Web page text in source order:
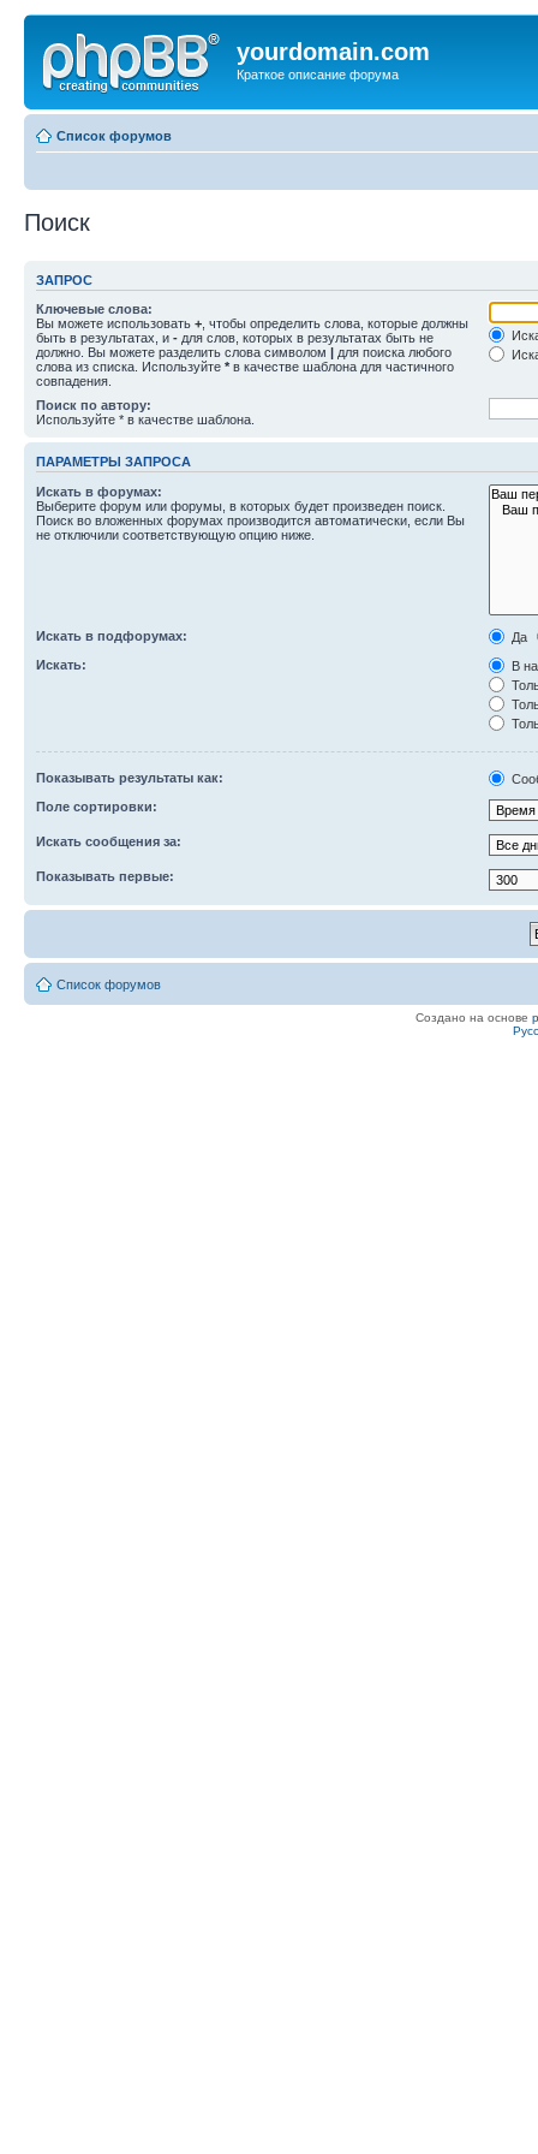
yourdomain.com
Краткое описание форума
Список форумов
Поиск
ЗАПРОС
Ключевые слова:
Вы можете использовать + , чтобы определить слова, которые должны
быть в результатах, и - для слов, которых в результатах быть не
должно. Вы можете разделить слова символом | для поиска любого
слова из списка. Используйте * в качестве шаблона для частичного
совпадения.
Поиск по автору:
Используйте * в качестве шаблона.
ПАРАМЕТРЫ ЗАПРОСА
Искать в форумах:
Выберите форум или форумы, в которых будет произведен поиск.
Поиск во вложенных форумах производится автоматически, если Вы
не отключили соответствующую опцию ниже.
Искать в подфорумах:
Да
Искать:
В
Показывать результаты как:
Поле сортировки:
Искать сообщения за:
Показывать первые:
Список форумов
Создано на основе